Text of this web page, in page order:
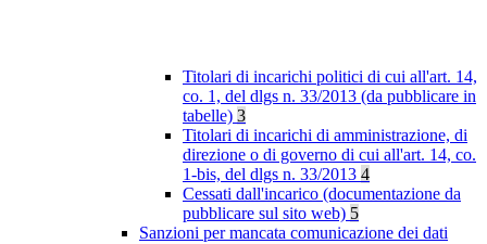
Titolari di incarichi politici di cui all'art. 14,
co. 1, del dlgs n. 33/2013 (da pubblicare in
tabelle) 3
Titolari di incarichi di amministrazione, di
direzione o di governo di cui all'art. 14, co.
1-bis, del dlgs n. 33/2013 4
Cessati dall'incarico (documentazione da
pubblicare sul sito web) 5
Sanzioni per mancata comunicazione dei dati